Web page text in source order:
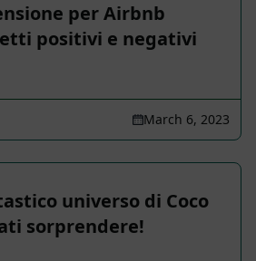
per Airbnb
positivi e negativi
March 6, 2023
universo di Coco
sorprendere!